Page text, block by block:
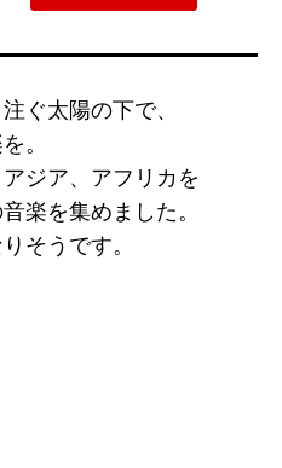
ぐ太陽の下で、
。
ジア、アフリカを
楽を集めました。
そうです。